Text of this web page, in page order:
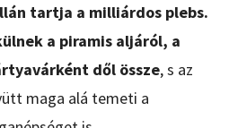
tartja a milliárdos plebs.
a piramis aljáról, a
dől össze, s az
maga alá temeti a